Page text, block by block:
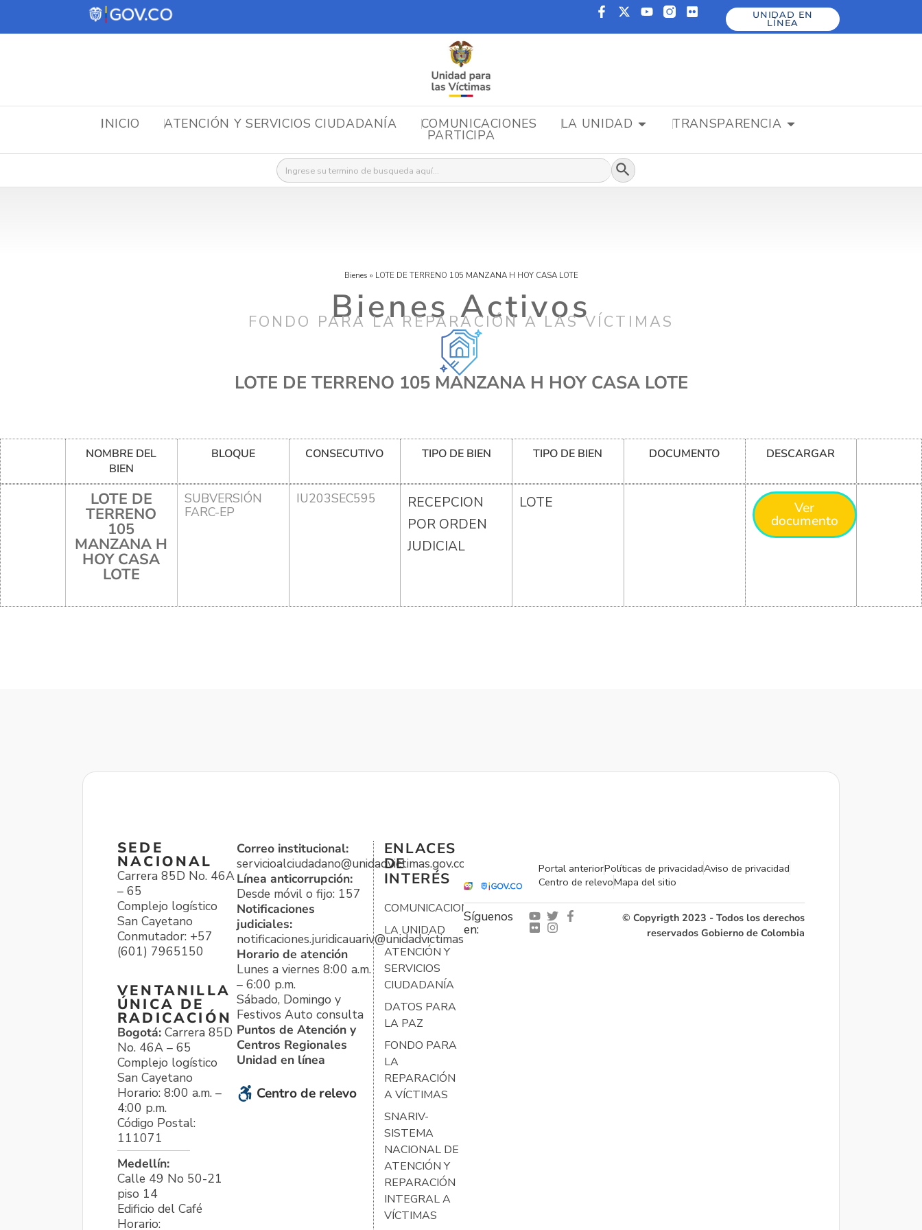
UNIDAD EN
LÍNEA
INICIO ATENCIÓN Y SERVICIOS CIUDADANÍA COMUNICACIONES LA UNIDAD TRANSPARENCIA
PARTICIPA
Buscar: Botón de búsqueda
Bienes » LOTE DE TERRENO 105 MANZANA H HOY CASA LOTE
Bienes Activos
FONDO PARA LA REPARACIÓN A LAS VÍCTIMAS
LOTE DE TERRENO 105 MANZANA H HOY CASA LOTE
NOMBRE DEL
BIEN
BLOQUE CONSECUTIVO TIPO DE BIEN TIPO DE BIEN DOCUMENTO DESCARGAR
LOTE DE
TERRENO
105
MANZANA H
HOY CASA
LOTE
SUBVERSIÓN
FARC-EP
IU203SEC595
RECEPCION
POR ORDEN
JUDICIAL
LOTE Ver
documento
SEDE
NACIONAL
Carrera 85D No. 46A
– 65
Complejo logístico
San Cayetano
Conmutador: +57
(601) 7965150
VENTANILLA
ÚNICA DE
RADICACIÓN
Bogotá: Carrera 85D
No. 46A – 65
Complejo logístico
San Cayetano
Horario: 8:00 a.m. –
4:00 p.m.
Código Postal:
111071
Medellín:
Calle 49 No 50-21
piso 14
Edificio del Café
Horario:
Correo institucional:
servicioalciudadano@unidadvictimas.gov.co
Línea anticorrupción:
Desde móvil o fijo: 157
Notificaciones
judiciales:
notificaciones.juridicauariv@unidadvictimas.gov.co
Horario de atención
Lunes a viernes 8:00 a.m.
– 6:00 p.m.
Sábado, Domingo y
Festivos Auto consulta
Puntos de Atención y
Centros Regionales
Unidad en línea
Centro de relevo
ENLACES
DE
INTERÉS
COMUNICACIONES
LA UNIDAD
ATENCIÓN Y
SERVICIOS
CIUDADANÍA
DATOS PARA
LA PAZ
FONDO PARA
LA
REPARACIÓN
A VÍCTIMAS
SNARIV-
SISTEMA
NACIONAL DE
ATENCIÓN Y
REPARACIÓN
INTEGRAL A
VÍCTIMAS
Portal anteriorPolíticas de privacidadAviso de privacidad
Centro de relevoMapa del sitio
Síguenos
en:
© Copyrigth 2023 - Todos los derechos
reservados Gobierno de Colombia